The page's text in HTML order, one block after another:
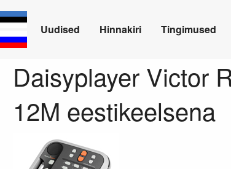
Uudised Hinnakiri Tingimused
Daisyplayer Victor
12M eestikeelsena